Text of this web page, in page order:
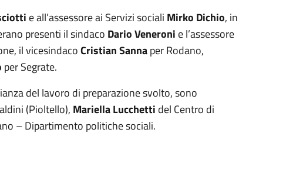
e all’assessore ai Servizi sociali Mirko Dichio, in
presenti il sindaco Dario Veneroni e l’assessore
il vicesindacoCristian Sannaper Rodano,
per Segrate.
del lavoro di preparazione svolto, sono
(Pioltello), Mariella Lucchetti del Centro di
– Dipartimento politiche sociali.